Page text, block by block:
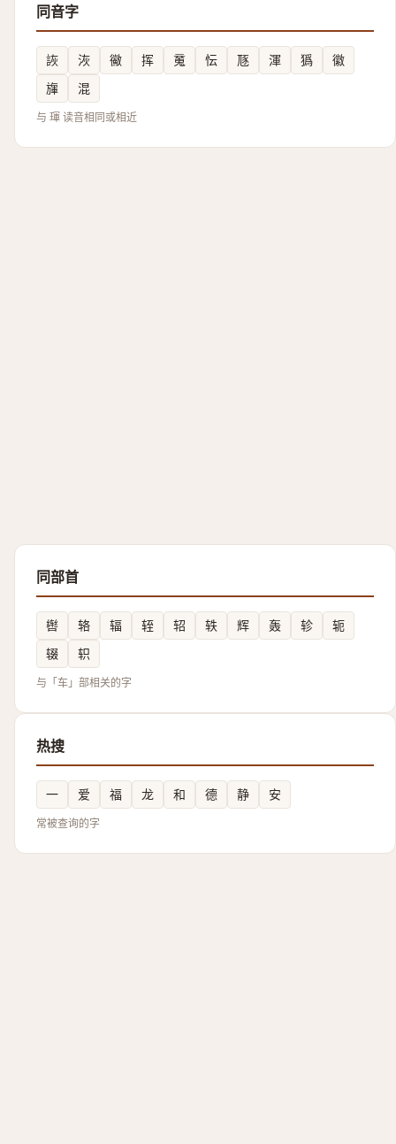
同音字
詼 洃 鰴 挥 䰟 忶 豗 渾 㺔
徽
㫎
混
与 琿 读音相同或相近
同部首
辔 辂 辐 轾 轺 轶 辉 轰 轸
轭
辍
轵
与「车」部相关的字
热搜
一 爱 福 龙 和 德 静 安
常被查询的字